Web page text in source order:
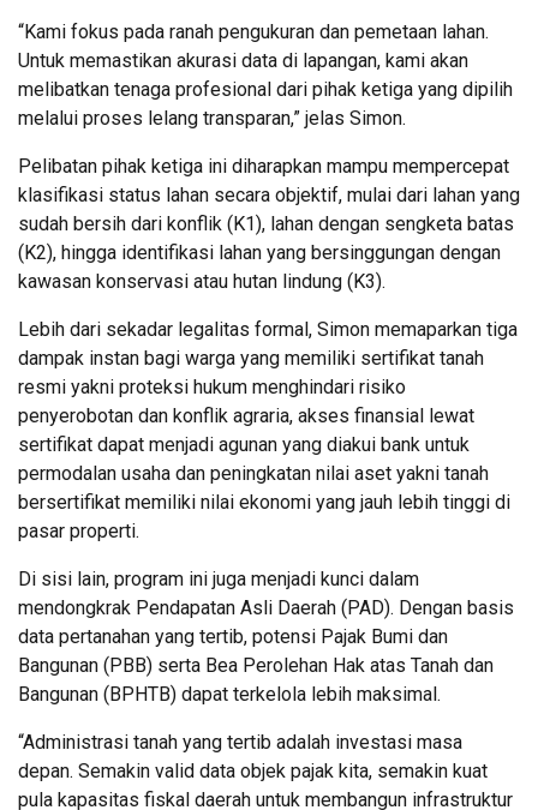
“Kami fokus pada ranah pengukuran dan pemetaan lahan.
Untuk memastikan akurasi data di lapangan, kami akan
melibatkan tenaga profesional dari pihak ketiga yang dipilih
melalui proses lelang transparan,” jelas Simon.
Pelibatan pihak ketiga ini diharapkan mampu mempercepat
klasifikasi status lahan secara objektif, mulai dari lahan yang
sudah bersih dari konflik (K1), lahan dengan sengketa batas
(K2), hingga identifikasi lahan yang bersinggungan dengan
kawasan konservasi atau hutan lindung (K3).
Lebih dari sekadar legalitas formal, Simon memaparkan tiga
dampak instan bagi warga yang memiliki sertifikat tanah
resmi yakni proteksi hukum menghindari risiko
penyerobotan dan konflik agraria, akses finansial lewat
sertifikat dapat menjadi agunan yang diakui bank untuk
permodalan usaha dan peningkatan nilai aset yakni tanah
bersertifikat memiliki nilai ekonomi yang jauh lebih tinggi di
pasar properti.
Di sisi lain, program ini juga menjadi kunci dalam
mendongkrak Pendapatan Asli Daerah (PAD). Dengan basis
data pertanahan yang tertib, potensi Pajak Bumi dan
Bangunan (PBB) serta Bea Perolehan Hak atas Tanah dan
Bangunan (BPHTB) dapat terkelola lebih maksimal.
“Administrasi tanah yang tertib adalah investasi masa
depan. Semakin valid data objek pajak kita, semakin kuat
pula kapasitas fiskal daerah untuk membangun infrastruktur